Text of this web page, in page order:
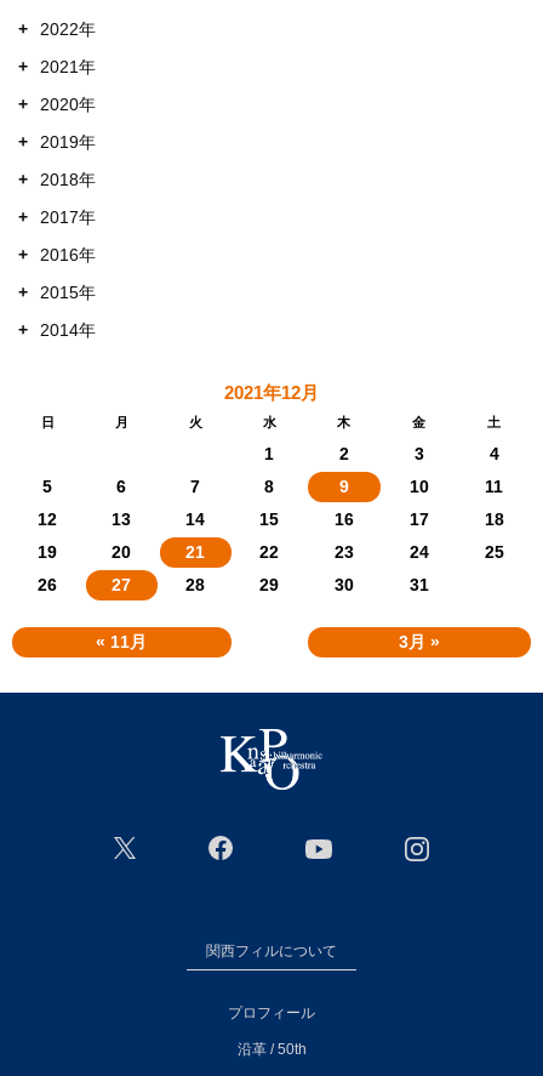
+
2022年
+
2021年
+
2020年
+
2019年
+
2018年
+
2017年
+
2016年
+
2015年
+
2014年
2021年12月
日 月 火 水 木 金 土
« 11月 3月 »
1 2 3
4
5
6 7 8 9 10
11
12
13 14 15 16 17
18
19
20 21 22 23 24
25
26
27 28 29 30 31
関西フィルについて
プロフィール
沿革 / 50th